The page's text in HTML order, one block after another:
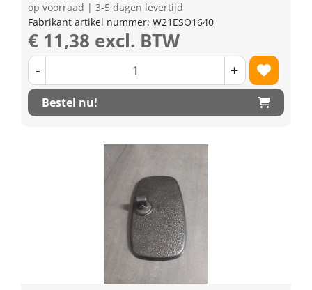
op voorraad | 3-5 dagen levertijd
Fabrikant artikel nummer: W21ESO1640
€ 11,38 excl. BTW
- +
Bestel nu!